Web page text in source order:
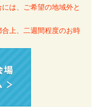
は、ご希望の地域外と
上、二週間程度のお時